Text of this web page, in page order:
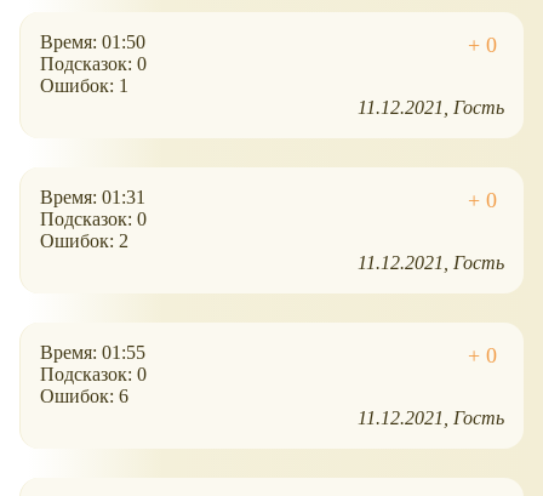
Время: 01:50
Подсказок: 0
Ошибок: 1
11.12.2021
Гость
Время: 01:31
Подсказок: 0
Ошибок: 2
11.12.2021
Гость
Время: 01:55
Подсказок: 0
Ошибок: 6
11.12.2021
Гость